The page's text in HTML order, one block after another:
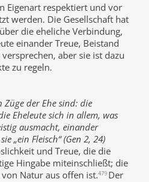
Eigenart respektiert und vor
werden. Die Gesellschaft hat
die eheliche Verbindung,
einander Treue, Beistand
aber sie ist dazu
zu regeln.
Züge der Ehe sind: die
Eheleute sich in allem, was
ausmacht, einander
„ein Fleisch“ (Gen 2, 24)
und Treue, die die
Hingabe miteinschließt; die
Natur aus offen ist.479 Der